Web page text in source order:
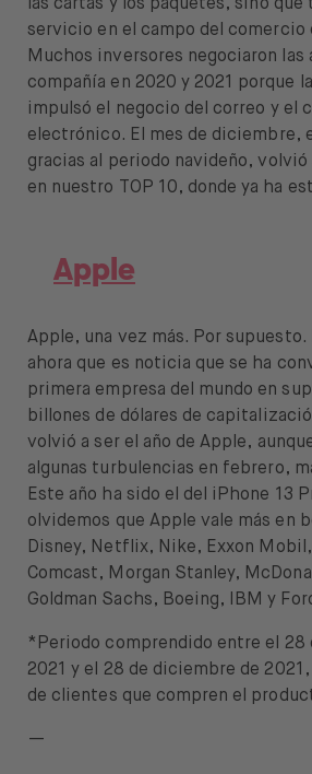
las cartas y los paquetes, sino que
servicio en el campo del comercio
Muchos inversores negociaron las
compañía en 2020 y 2021 porque
impulsó el negocio del correo y el
electrónico. El mes de diciembre,
gracias al periodo navideño, volvió
en nuestro TOP 10, donde ya ha
Apple
Apple, una vez más. Por
ahora que es noticia que se ha
primera empresa del mundo en
billones de dólares de
volvió a ser el año de Apple,
algunas turbulencias en febrero,
Este año ha sido el del iPhone 13
olvidemos que Apple vale más en
Disney, Netflix, Nike, Exxon Mobil,
Comcast, Morgan Stanley,
Goldman Sachs, Boeing, IBM y
*Periodo comprendido entre el 28
2021 y el 28 de diciembre de
de clientes que compren el
—